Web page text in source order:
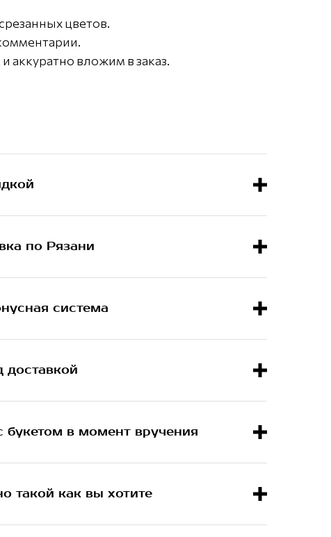
цветов.
вложим в заказ.
по Рязани
система
доставкой
букетом в момент вручения
такой как вы хотите